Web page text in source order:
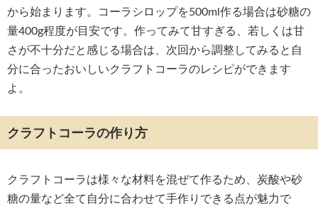
から始まります。コーラシロップを500ml作る場合は砂糖の
量400g程度が目安です。作ってみて甘すぎる、若しくは甘
さが不十分だと感じる場合は、次回から調整してみると自
分に合ったおいしいクラフトコーラのレシピができます
よ。
クラフトコーラの作り方
クラフトコーラは様々な材料を混ぜて作るため、炭酸や砂
糖の量など全て自分に合わせて手作りできる点が魅力で